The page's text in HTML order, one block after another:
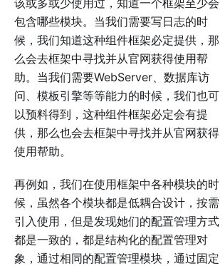
包含哪些模块。当我们需要写日志的时
候，我们知道这种组件框架必定提供，那
么会去框架中寻找并从官网获得使用帮
助。当我们需要WebServer、数据库访
问、模板引擎等等能力的时候，我们也可
以预料得到，这种组件框架必定会有提
供，那么也会去框架中寻找并从官网获得
使用帮助。
再例如，我们在使用框架中各种模块的时
候，虽然各个模块都是低耦合设计，按需
引入使用，但是发现她们的配置管理方式
都是一致的，都是结构化的配置管理对
象，通过相同的配置管理模块，通过固定